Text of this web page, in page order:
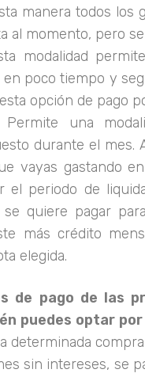
manera todos los
al momento, pero
modalidad
poco tiempo y
opción de pago
Permite una
durante el mes.
vayas gastando
el periodo de
quiere pagar
más crédito
elegida.
de pago de las
puedes optar
determinada
sin intereses, se